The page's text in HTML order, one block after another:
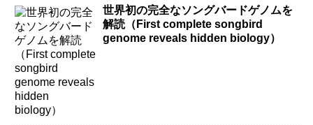
世界初の完全なソングバードゲノムを
解読（First complete songbird
genome reveals hidden biology）